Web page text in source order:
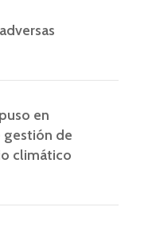
en
gestión de
climático